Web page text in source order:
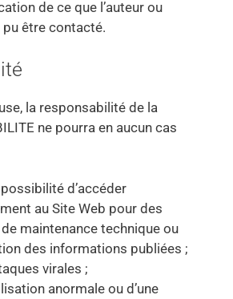
de ce que l’auteur ou
pu être contacté.
la responsabilité de la
ne pourra en aucun cas
d’accéder
au Site Web pour des
maintenance technique ou
des informations publiées ;
virales ;
anormale ou d’une